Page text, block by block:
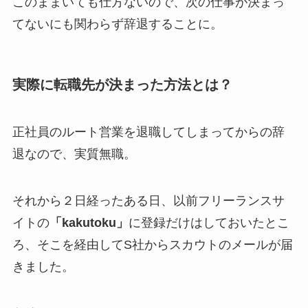
てないにも関わらず辞退することに。
実際に転職先が決まった方法とは？
正社員のルート営業を退職してしまってからの辞
退なので、実質無職。
それから２日経ったある日、以前フリーランスサ
イトの「kakutoku」 に登録だけはしておいたとこ
ろ、そこを経由してS社からスカウトのメールが届
きました。